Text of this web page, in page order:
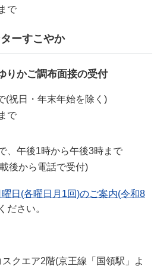
で
ーすこやか
りかご調布面接の受付
(祝日・年末年始を除く)
で
、午後1時から午後3時まで
後から電話で受付)
日(各曜日月1回)のご案内(令和8
ださい。
クエア2階(京王線「国領駅」よ